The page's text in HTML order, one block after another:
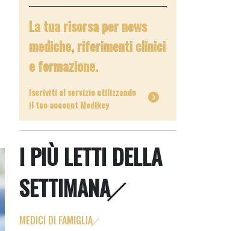
La tua risorsa per news
mediche, riferimenti clinici
e formazione.
Iscriviti al servizio utilizzando
il tuo account Medikey
I PIÙ LETTI DELLA
SETTIMANA
MEDICI DI FAMIGLIA